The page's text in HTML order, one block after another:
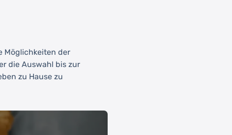
Möglichkeiten der
die Auswahl bis zur
zu Hause zu